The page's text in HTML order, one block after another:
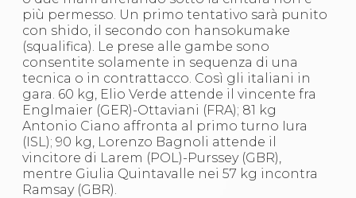
più permesso. Un primo tentativo sarà punito
con shido, il secondo con hansokumake
(squalifica). Le prese alle gambe sono
consentite solamente in sequenza di una
tecnica o in contrattacco. Così gli italiani in
gara. 60 kg, Elio Verde attende il vincente fra
Englmaier (GER)-Ottaviani (FRA); 81 kg
Antonio Ciano affronta al primo turno Iura
(ISL); 90 kg, Lorenzo Bagnoli attende il
vincitore di Larem (POL)-Purssey (GBR),
mentre Giulia Quintavalle nei 57 kg incontra
Ramsay (GBR).